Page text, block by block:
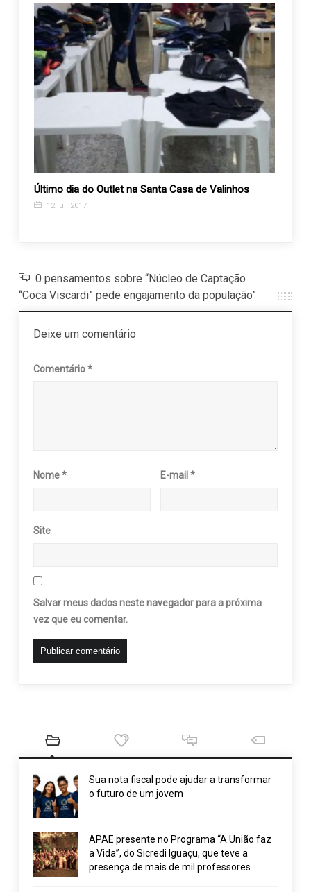
Último dia do Outlet na Santa Casa de Valinhos
12 jul, 2017
0 pensamentos sobre “Núcleo de Captação
“Coca Viscardi” pede engajamento da população”
Deixe um comentário
Comentário*
Nome* E-mail*
Site
Salvar meus dados neste navegador para a próxima
vez que eu comentar.
Sua nota fiscal pode ajudar a transformar
o futuro de um jovem
APAE presente no Programa “A União faz
a Vida”, do Sicredi Iguaçu, que teve a
presença de mais de mil professores